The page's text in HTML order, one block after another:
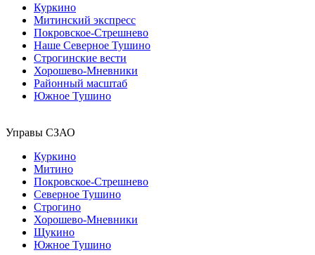
Куркино
Митинский экспресс
Покровское-Стрешнево
Наше Северное Тушино
Строгинские вести
Хорошево-Мневники
Районный масштаб
Южное Тушино
Управы СЗАО
Куркино
Митино
Покровское-Стрешнево
Северное Тушино
Строгино
Хорошево-Мневники
Щукино
Южное Тушино